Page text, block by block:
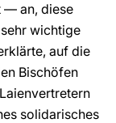
— an, diese
wichtige
auf die
Bischöfen
solidarisches